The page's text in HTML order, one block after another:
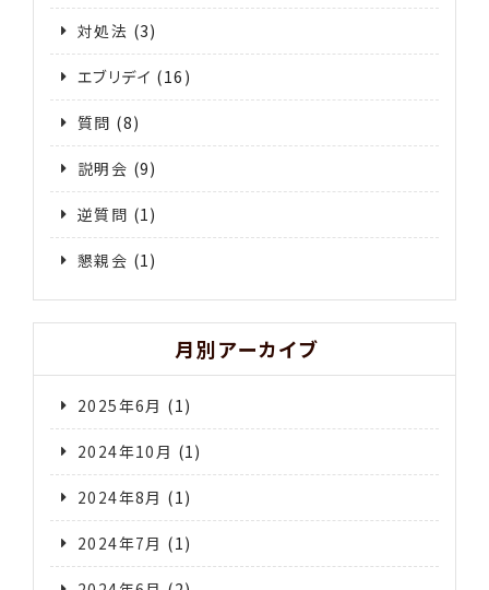
対処法 (3)
エブリデイ (16)
質問 (8)
説明会 (9)
逆質問 (1)
懇親会 (1)
月別アーカイブ
2025年6月 (1)
2024年10月 (1)
2024年8月 (1)
2024年7月 (1)